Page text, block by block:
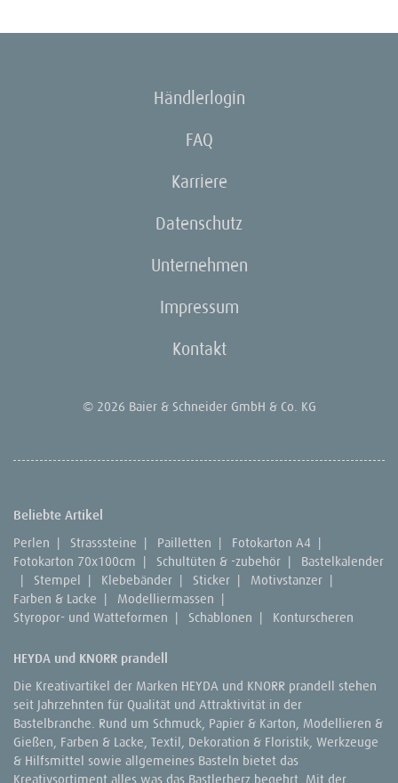
Händlerlogin
FAQ
Karriere
Datenschutz
Unternehmen
Impressum
Kontakt
© 2026 Baier & Schneider GmbH & Co. KG
Beliebte Artikel
Perlen | Strasssteine | Pailletten | Fotokarton A4 |
Fotokarton 70x100cm | Schultüten & -zubehör |
Bastelkalender
|
Stempel | Klebebänder | Sticker | Motivstanzer |
Farben & Lacke | Modelliermassen |
Styropor- und Watteformen | Schablonen | Konturscheren
HEYDA und KNORR prandell
Die Kreativartikel der Marken HEYDA und KNORR prandell stehen
seit Jahrzehnten für Qualität und Attraktivität in der
Bastelbranche. Rund um Schmuck, Papier & Karton, Modellieren &
Gießen, Farben & Lacke, Textil, Dekoration & Floristik, Werkzeuge
& Hilfsmittel sowie allgemeines Basteln bietet das
Kreativsortiment alles was das Bastlerherz begehrt. Mit der